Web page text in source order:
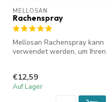
MELLOSAN
Rachenspray
Mellosan Rachenspray kann
verwendet werden, um Ihren
€12,59
Auf Lager